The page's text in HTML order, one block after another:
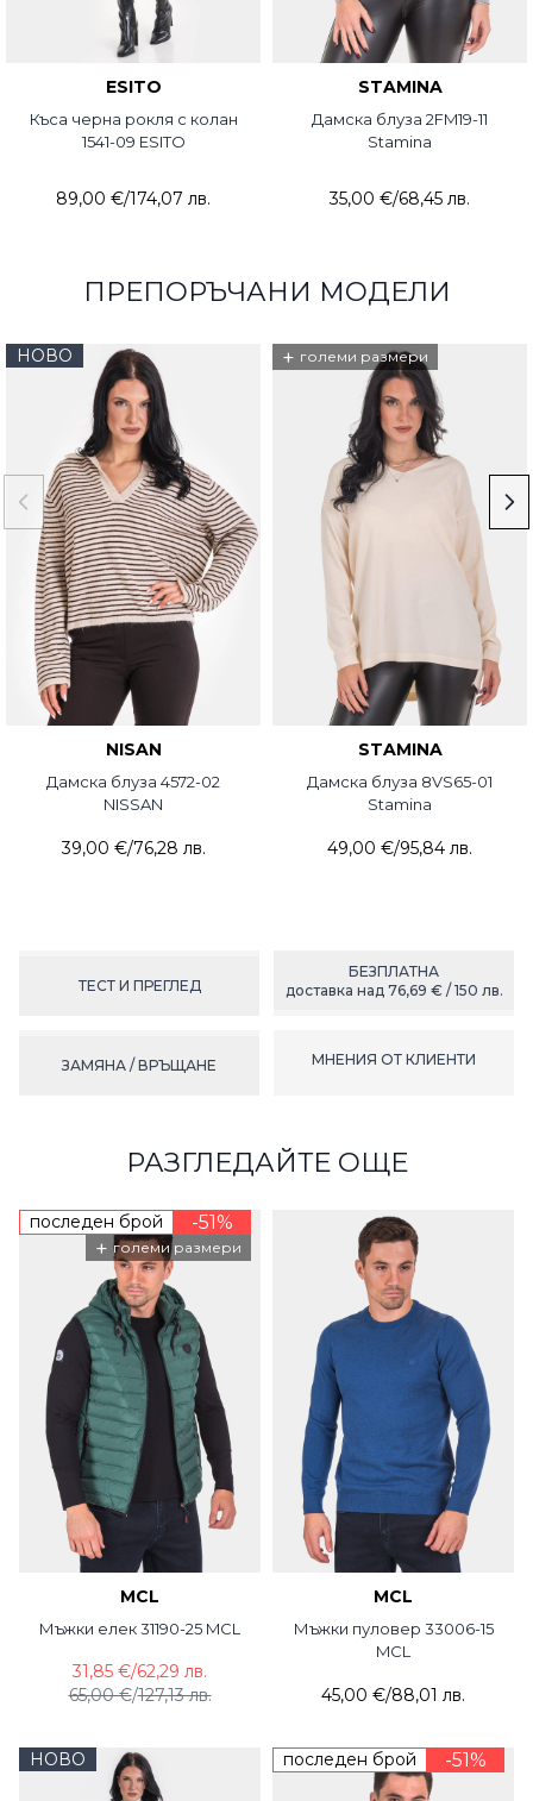
ESITO
Къса черна рокля с колан
1541-09 ESITO
89,00 €/174,07 лв.
STAMINA
Дамска блуза 2FM19-11
Stamina
35,00 €/68,45 лв.
ПРЕПОРЪЧАНИ МОДЕЛИ
НОВО
NISAN
Дамска блуза 4572-02
NISSAN
39,00 €/76,28 лв.
+ големи размери
STAMINA
Дамска блуза 8VS65-01
Stamina
49,00 €/95,84 лв.
ТЕСТ И ПРЕГЛЕД
БЕЗПЛАТНА
доставка над 76,69 € / 150 лв.
ЗАМЯНА / ВРЪЩАНЕ МНЕНИЯ ОТ КЛИЕНТИ
РАЗГЛЕДАЙТЕ ОЩЕ
последен брой -51%
+ големи размери
MCL
Мъжки елек 31190-25 MCL
65,00 €/127,13 лв.
31,85 €/62,29 лв.
MCL
Мъжки пуловер 33006-15
MCL
45,00 €/88,01 лв.
НОВО последен брой -51%